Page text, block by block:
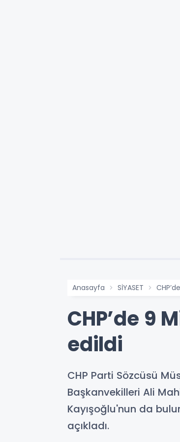
Anasayfa SİYASET
CHP’de 9
edildi
CHP Parti Sözcüsü
Başkanvekilleri Ali
Kayışoğlu'nun da
açıkladı.